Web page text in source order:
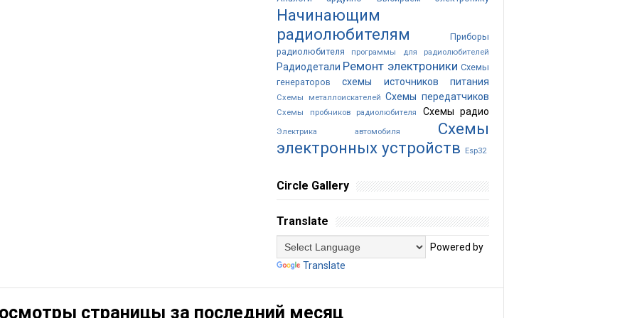
Начинающим
радиолюбителям
Приборы
радиолюбителя
программы для радиолюбителей
Радиодетали Ремонт электроники Схемы
генераторов
схемы источников питания
Схемы металлоискателей Схемы передатчиков
Схемы пробников радиолюбителя Схемы радио
Электрика автомобиля
Cхемы
электронных устройств
Esp32
Circle Gallery
Translate
Powered by
Translate
страницы за последний месяц